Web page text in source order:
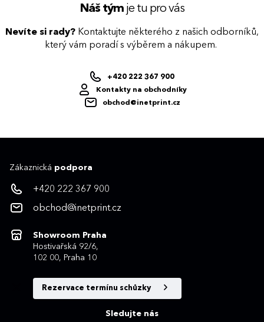
Náš týmje tu pro vás
Nevíte si rady? Kontaktujte některého z našich odborníků,
který vám poradí s výběrem a nákupem.
+420 222 367 900
Kontakty na obchodníky
obchod@inetprint.cz
Zákaznická podpora
+420 222 367 900
obchod@inetprint.cz
Showroom Praha
Hostivařská 92/6,
102 00, Praha 10
Rezervace termínu schůzky
Sledujte nás